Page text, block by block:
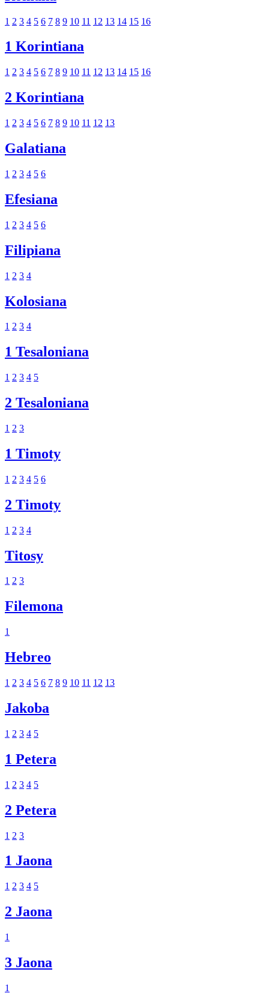
1 2 3 4 5 6 7 8 9 10 11 12 13 14 15 16
1 Korintiana
1 2 3 4 5 6 7 8 9 10 11 12 13 14 15 16
2 Korintiana
1 2 3 4 5 6 7 8 9 10 11 12 13
Galatiana
1 2 3 4 5 6
Efesiana
1 2 3 4 5 6
Filipiana
1 2 3 4
Kolosiana
1 2 3 4
1 Tesaloniana
1 2 3 4 5
2 Tesaloniana
1 2 3
1 Timoty
1 2 3 4 5 6
2 Timoty
1 2 3 4
Titosy
1 2 3
Filemona
1
Hebreo
1 2 3 4 5 6 7 8 9 10 11 12 13
Jakoba
1 2 3 4 5
1 Petera
1 2 3 4 5
2 Petera
1 2 3
1 Jaona
1 2 3 4 5
2 Jaona
1
3 Jaona
1